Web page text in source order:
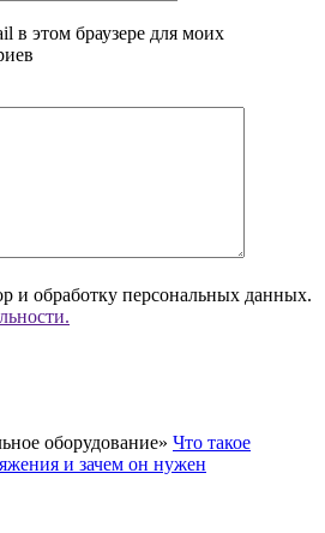
в этом браузере для моих
и обработку персональных данных.
оборудование» Что такое
и зачем он нужен